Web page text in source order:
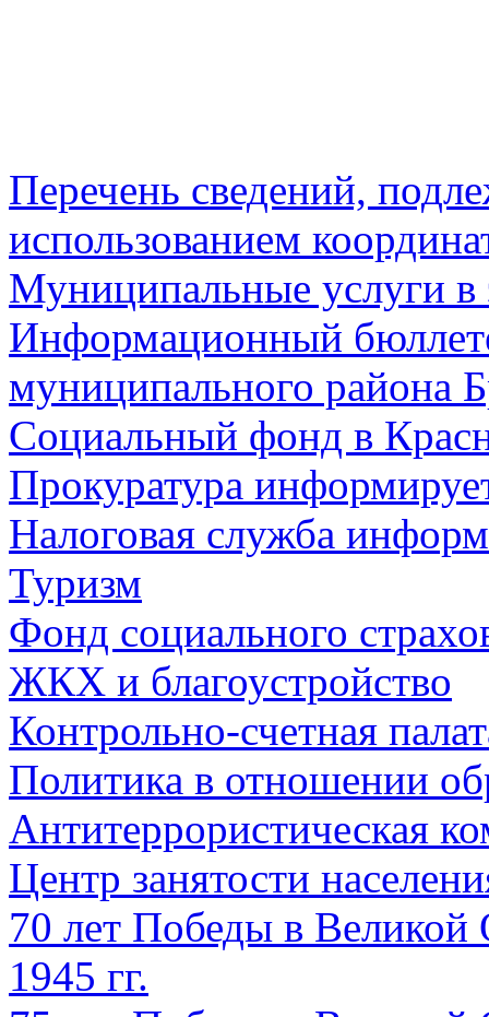
Перечень сведений,
использованием
Муниципальные услуги в
Информационный
муниципального района
Социальный фонд в
Прокуратура
Налоговая служба
Туризм
Фонд социального
ЖКХ и благоустройство
Контрольно-счетная
Политика в отношении
Антитеррористическая
Центр занятости
70 лет Победы в Великой
1945 гг.